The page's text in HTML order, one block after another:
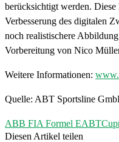
berücksichtigt werden.
Verbesserung des digitalen
noch realistischere
Vorbereitung von Nico
Weitere Informationen:
Quelle: ABT Sportsline
ABB FIA Formel EABT
Diesen Artikel teilen